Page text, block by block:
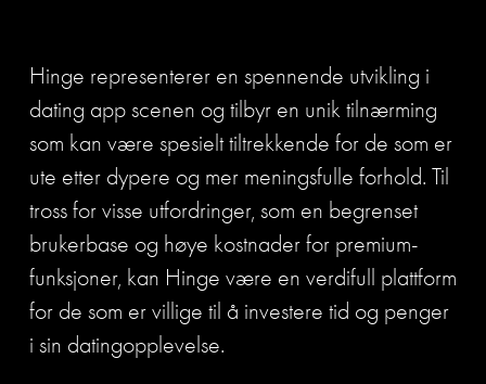
Hinge representerer en spennende utvikling i
dating app scenen og tilbyr en unik tilnærming
som kan være spesielt tiltrekkende for de som er
ute etter dypere og mer meningsfulle forhold. Til
tross for visse utfordringer, som en begrenset
brukerbase og høye kostnader for premium-
funksjoner, kan Hinge være en verdifull plattform
for de som er villige til å investere tid og penger
i sin datingopplevelse.